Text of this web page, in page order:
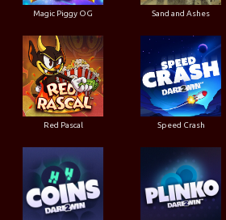
Magic Piggy OG Sand and Ashes
Red Pascal Speed Crash